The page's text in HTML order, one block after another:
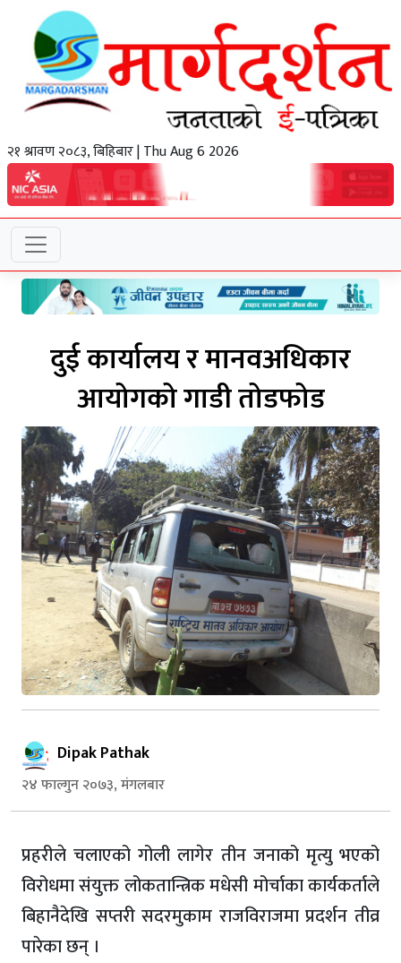
२१ श्रावण २०८३, बिहिबार | Thu Aug 6 2026
दुई कार्यालय र मानवअधिकार
आयोगको गाडी तोडफोड
Dipak Pathak
२४ फाल्गुन २०७३, मंगलबार
प्रहरीले चलाएको गोली लागेर तीन जनाको मृत्यु भएको
विरोधमा संयुक्त लोकतान्त्रिक मधेसी मोर्चाका कार्यकर्ताले
बिहानैदेखि सप्तरी सदरमुकाम राजविराजमा प्रदर्शन तीव्र
पारेका छन् ।